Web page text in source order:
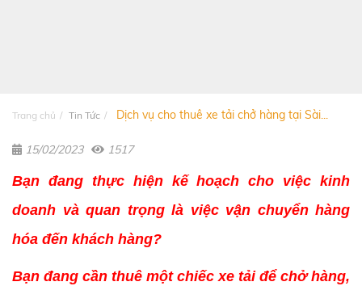
Trang chủ Tin Tức Dịch vụ cho thuê xe tải chở hàng tại Sài...
15/02/2023 1517
Bạn đang thực hiện kế hoạch cho việc kinh
doanh và quan trọng là việc vận chuyển hàng
hóa đến khách hàng?
Bạn đang cần thuê một chiếc xe tải để chở hàng,